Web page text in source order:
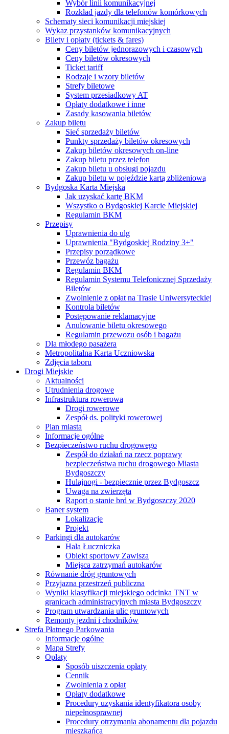
Wybór linii komunikacyjnej
Rozkład jazdy dla telefonów komórkowych
Schematy sieci komunikacji miejskiej
Wykaz przystanków komunikacyjnych
Bilety i opłaty (tickets & fares)
Ceny biletów jednorazowych i czasowych
Ceny biletów okresowych
Ticket tariff
Rodzaje i wzory biletów
Strefy biletowe
System przesiadkowy AT
Opłaty dodatkowe i inne
Zasady kasowania biletów
Zakup biletu
Sieć sprzedaży biletów
Punkty sprzedaży biletów okresowych
Zakup biletów okresowych on-line
Zakup biletu przez telefon
Zakup biletu u obsługi pojazdu
Zakup biletu w pojeździe kartą zbliżeniową
Bydgoska Karta Miejska
Jak uzyskać kartę BKM
Wszystko o Bydgoskiej Karcie Miejskiej
Regulamin BKM
Przepisy
Uprawnienia do ulg
Uprawnienia "Bydgoskiej Rodziny 3+"
Przepisy porządkowe
Przewóz bagażu
Regulamin BKM
Regulamin Systemu Telefonicznej Sprzedaży
Biletów
Zwolnienie z opłat na Trasie Uniwersyteckiej
Kontrola biletów
Postępowanie reklamacyjne
Anulowanie biletu okresowego
Regulamin przewozu osób i bagażu
Dla młodego pasażera
Metropolitalna Karta Uczniowska
Zdjęcia taboru
Drogi Miejskie
Aktualności
Utrudnienia drogowe
Infrastruktura rowerowa
Drogi rowerowe
Zespół ds. polityki rowerowej
Plan miasta
Informacje ogólne
Bezpieczeństwo ruchu drogowego
Zespół do działań na rzecz poprawy
bezpieczeństwa ruchu drogowego Miasta
Bydgoszczy
Hulajnogi - bezpiecznie przez Bydgoszcz
Uwaga na zwierzęta
Raport o stanie brd w Bydgoszczy 2020
Baner system
Lokalizacje
Projekt
Parkingi dla autokarów
Hala Łuczniczka
Obiekt sportowy Zawisza
Miejsca zatrzymań autokarów
Równanie dróg gruntowych
Przyjazna przestrzeń publiczna
Wyniki klasyfikacji miejskiego odcinka TNT w
granicach administracyjnych miasta Bydgoszczy
Program utwardzania ulic gruntowych
Remonty jezdni i chodników
Strefa Płatnego Parkowania
Informacje ogólne
Mapa Strefy
Opłaty
Sposób uiszczenia opłaty
Cennik
Zwolnienia z opłat
Opłaty dodatkowe
Procedury uzyskania identyfikatora osoby
niepełnosprawnej
Procedury otrzymania abonamentu dla pojazdu
mieszkańca